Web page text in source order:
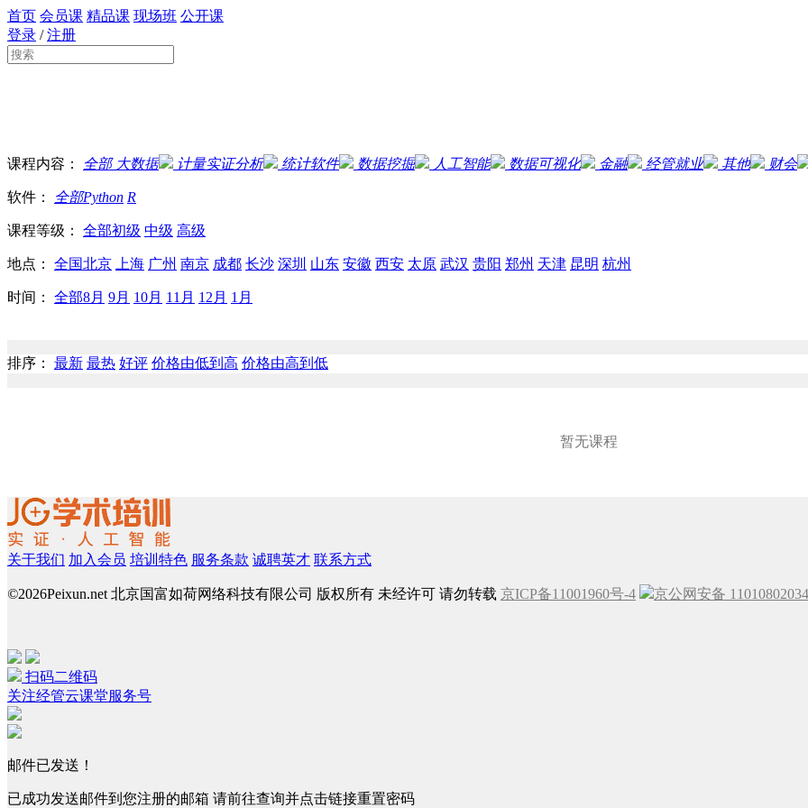
首页 会员课 精品课 现场班 公开课
登录 /注册
课程内容： 全部大数据 计量实证分析 统计软件 数据挖掘 人工智能 数据可视化 金融 经管就业 其他 财会
软件： 全部Python R
课程等级： 全部初级 中级 高级
地点： 全国北京 上海 广州 南京 成都 长沙 深圳 山东 安徽 西安 太原 武汉 贵阳 郑州 天津 昆明 杭州
时间： 全部8月 9月 10月 11月 12月 1月
排序： 最新 最热 好评 价格由低到高 价格由高到低
暂无课程
关于我们 加入会员 培训特色 服务条款 诚聘英才 联系方式
©2026Peixun.net 北京国富如荷网络科技有限公司 版权所有 未经许可 请勿转载 京ICP备11001960号-4 京公网安备
扫码二维码
关注经管云课堂服务号
邮件已发送！
已成功发送邮件到您注册的邮箱 请前往查询并点击链接重置密码